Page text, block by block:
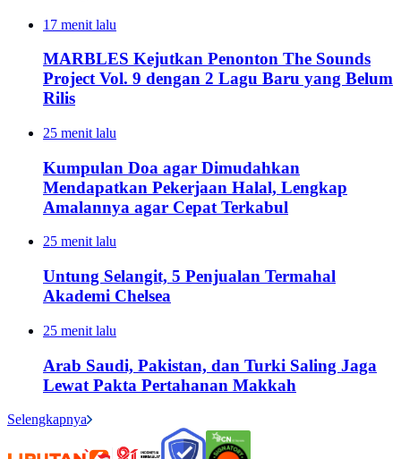
17 menit lalu
MARBLES Kejutkan Penonton The Sounds
Project Vol. 9 dengan 2 Lagu Baru yang Belum
Rilis
25 menit lalu
Kumpulan Doa agar Dimudahkan
Mendapatkan Pekerjaan Halal, Lengkap
Amalannya agar Cepat Terkabul
25 menit lalu
Untung Selangit, 5 Penjualan Termahal
Akademi Chelsea
25 menit lalu
Arab Saudi, Pakistan, dan Turki Saling Jaga
Lewat Pakta Pertahanan Makkah
Selengkapnya